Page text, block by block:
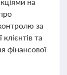
за
та
фінансової